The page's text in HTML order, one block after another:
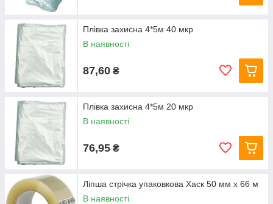
Плівка захисна 4*5м 40 мкр
В наявності
87,60 ₴
Плівка захисна 4*5м 20 мкр
В наявності
76,95 ₴
Ліпша стрічка упаковкова Хаск 50 мм х 66 м
В наявності